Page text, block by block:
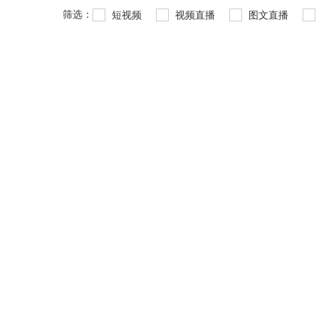
筛选： 短视频 视频直播 图文直播